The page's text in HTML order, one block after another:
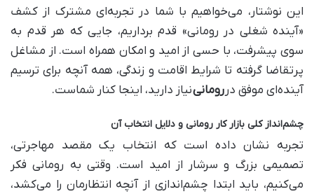
این نوشتار، می‌خواهیم با شما در تجربه‌ای مشترک از کشف
«آینده شغلی در رومانی» قدم برداریم، جایی که هر قدم به
سوی پیشرفت، با حسی از امید و امکان همراه است. از مشاغل
پرتقاضا گرفته تا شرایط اقامت و زندگی، همه آنچه برای ترسیم
آینده‌ای موفق دررومانینیاز دارید، اینجا کنار شماست.
چشم‌انداز کلی بازار کار رومانی و دلایل انتخاب آن
تجربه نشان داده است که انتخاب یک مقصد مهاجرتی،
تصمیمی بزرگ و سرشار از امید است. وقتی به رومانی فکر
می‌کنیم، باید ابتدا چشم‌اندازی از آنچه انتظارمان را می‌کشد،